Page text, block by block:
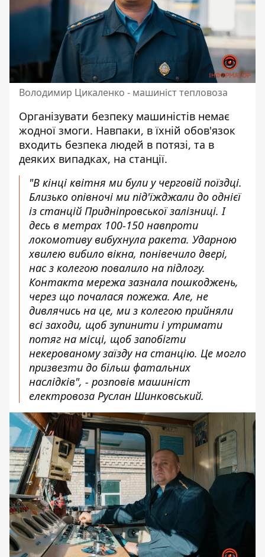
Володимир Цикаленко - машиніст тепловоза
Організувати безпеку машиністів немає
жодної змоги. Навпаки, в їхній обов'язок
входить безпека людей в потязі, та в
деяких випадках, на станції.
"В кінці квітня ми були у черговій поїздці.
Близько опівночі ми під'їжджали до однієї
із станцій Придніпровської залізниці. І
десь в метрах 100-150 навпроти
локомотиву вибухнула ракета. Ударною
хвилею вибило вікна, понівечило двері,
нас з колегою повалило на підлогу.
Контакта мережа зазнала пошкоджень,
через що почалася пожежа. Але, не
дивлячись на це, ми з колегою прийняли
всі заходи, щоб зупинити і утримати
потяг на місці, щоб запобігти
некерованому заїзду на станцію. Це могло
призвезти до більш фатальних
наслідків", - розповів машиніст
електровоза Руслан Шинковський.